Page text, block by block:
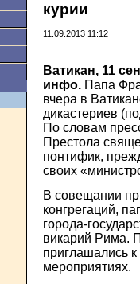
курии
11.09.2013 11:12
Ватикан, 11
инфо. Папа
вчера в
дикастериев
По словам
Престола
понтифик,
своих
В совещании
конгрегаций,
города-
викарий Рима.
приглашались к
мероприятиях.